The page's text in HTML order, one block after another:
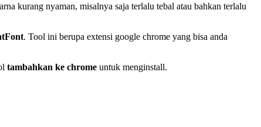
kurang nyaman, misalnya saja terlalu tebal atau bahkan terlalu
. Tool ini berupa extensi google chrome yang bisa anda
tambahkan ke chrome untuk menginstall.